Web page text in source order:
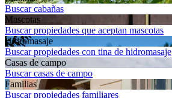
Buscar cabañas
Mascotas
Buscar propiedades que aceptan mascotas
Hidromasaje
Buscar propiedades con tina de hidromasaje
Casas de campo
Buscar casas de campo
Familias
Buscar propiedades familiares